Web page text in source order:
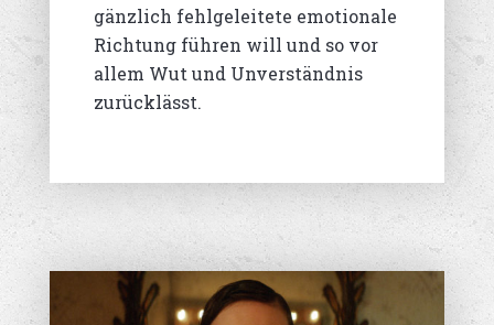
gänzlich fehlgeleitete emotionale
Richtung führen will und so vor
allem Wut und Unverständnis
zurücklässt.